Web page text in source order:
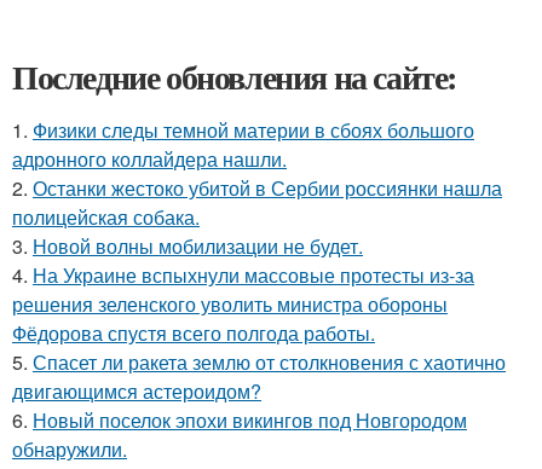
Последние обновления на сайте:
1. Физики следы темной материи в сбоях большого
адронного коллайдера нашли.
2. Останки жестоко убитой в Сербии россиянки нашла
полицейская собака.
3. Новой волны мобилизации не будет.
4. На Украине вспыхнули массовые протесты из-за
решения зеленского уволить министра обороны
Фёдорова спустя всего полгода работы.
5. Спасет ли ракета землю от столкновения с хаотично
двигающимся астероидом?
6. Новый поселок эпохи викингов под Новгородом
обнаружили.